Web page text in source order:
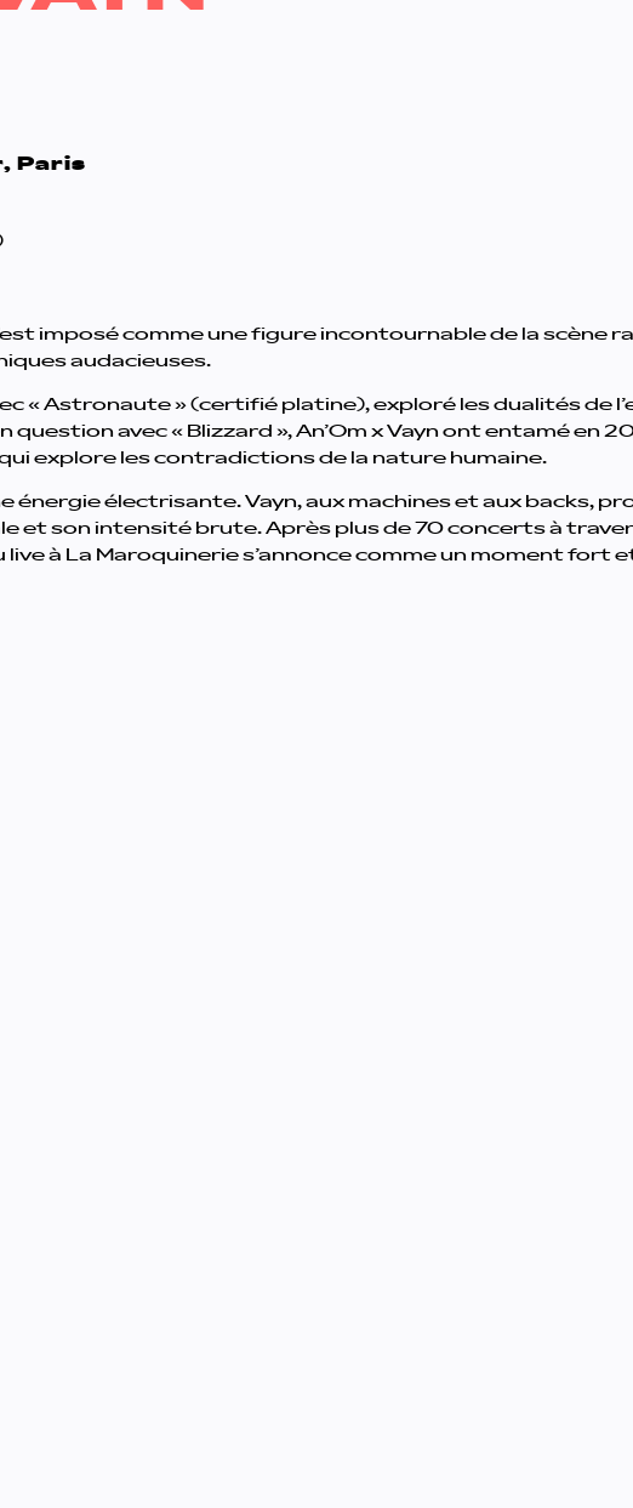
Paris
imposé comme une figure incontournable de la scène
audacieuses.
« Astronaute » (certifié platine), exploré les dualités de
question avec « Blizzard », An’Om x Vayn ont entamé en
explore les contradictions de la nature humaine.
énergie électrisante. Vayn, aux machines et aux backs,
et son intensité brute. Après plus de 70 concerts à
à La Maroquinerie s’annonce comme un moment fort